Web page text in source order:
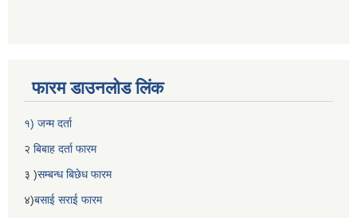
फारम डाउनलोड लिंक
१) जन्म दर्ता
२ बिबाह दर्ता फारम
३ )सम्बन्ध बिछेध फारम
४)बसाई सराई फारम